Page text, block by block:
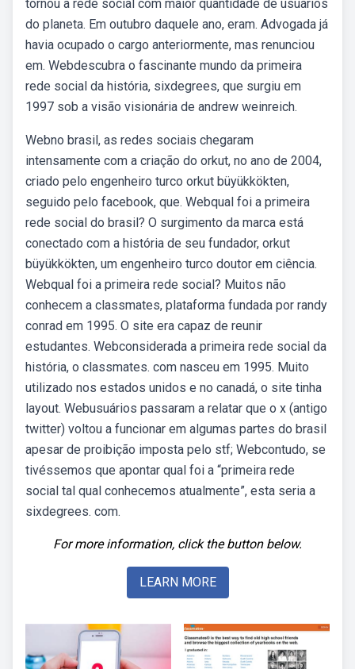
tornou a rede social com maior quantidade de usuários
do planeta. Em outubro daquele ano, eram. Advogada já
havia ocupado o cargo anteriormente, mas renunciou
em. Webdescubra o fascinante mundo da primeira
rede social da história, sixdegrees, que surgiu em
1997 sob a visão visionária de andrew weinreich.
Webno brasil, as redes sociais chegaram
intensamente com a criação do orkut, no ano de 2004,
criado pelo engenheiro turco orkut büyükkökten,
seguido pelo facebook, que. Webqual foi a primeira
rede social do brasil? O surgimento da marca está
conectado com a história de seu fundador, orkut
büyükkökten, um engenheiro turco doutor em ciência.
Webqual foi a primeira rede social? Muitos não
conhecem a classmates, plataforma fundada por randy
conrad em 1995. O site era capaz de reunir
estudantes. Webconsiderada a primeira rede social da
história, o classmates. com nasceu em 1995. Muito
utilizado nos estados unidos e no canadá, o site tinha
layout. Webusuários passaram a relatar que o x (antigo
twitter) voltou a funcionar em algumas partes do brasil
apesar de proibição imposta pelo stf; Webcontudo, se
tivéssemos que apontar qual foi a “primeira rede
social tal qual conhecemos atualmente”, esta seria a
sixdegrees. com.
For more information, click the button below.
LEARN MORE